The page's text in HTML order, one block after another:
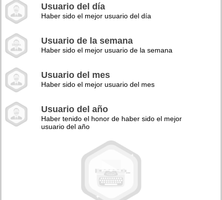
Usuario del día
Haber sido el mejor usuario del día
Usuario de la semana
Haber sido el mejor usuario de la semana
Usuario del mes
Haber sido el mejor usuario del mes
Usuario del año
Haber tenido el honor de haber sido el mejor
usuario del año